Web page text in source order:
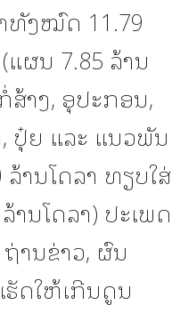
ທັງໝົດ 11.79
ຜນ 7.85 ລ້ານ
ສ້າງ, ອຸປະກອນ,
ປຸ໋ຍ ແລະ ແນວພັນ
ນໂດລາ ທຽບໃສ່
ານໂດລາ) ປະເພດ
ານຂ່າວ, ຜົນ
ຮັດໃຫ້ເກີນດູນ